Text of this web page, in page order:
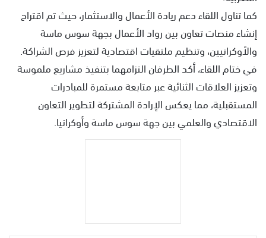
كما تناول اللقاء دعم ريادة الأعمال والاستثمار، حيث تم اقتراح
إنشاء منصات تعاون بين رواد الأعمال بجهة سوس ماسة
والأوكرانيين، وتنظيم ملتقيات اقتصادية لتعزيز فرص الشراكة.
في ختام اللقاء، أكد الطرفان التزامهما بتنفيذ مشاريع ملموسة
وتعزيز العلاقات الثنائية عبر متابعة مستمرة للمبادرات
المستقبلية، مما يعكس الإرادة المشتركة لتطوير التعاون
الاقتصادي والعلمي بين جهة سوس ماسة وأوكرانيا.